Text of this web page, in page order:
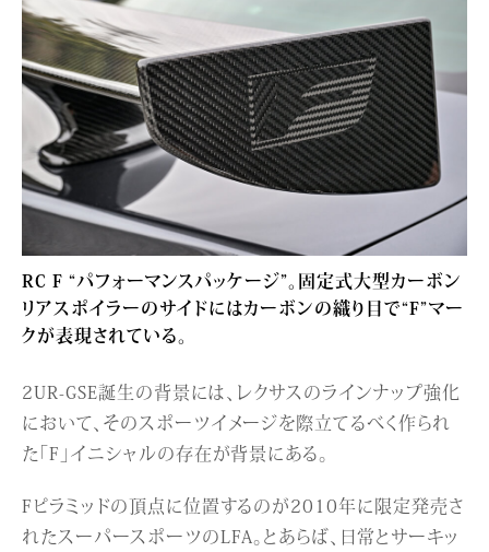
RC F “パフォーマンスパッケージ”。固定式大型カーボン
リアスポイラーのサイドにはカーボンの織り目で“F”マー
クが表現されている。
2UR-GSE誕生の背景には、レクサスのラインナップ強化
において、そのスポーツイメージを際立てるべく作られ
た「F」イニシャルの存在が背景にある。
Fピラミッドの頂点に位置するのが2010年に限定発売さ
れたスーパースポーツのLFA。とあらば、日常とサーキッ